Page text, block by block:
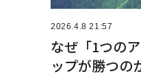
2026.4.8 21:57
なぜ「1つの
ップが勝つの